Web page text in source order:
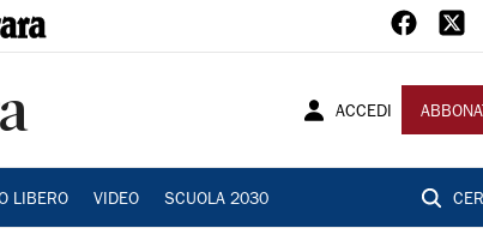
ACCEDI
LIBERO VIDEO SCUOLA 2030